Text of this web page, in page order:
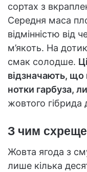
сортах з
Середня маса
відмінністю від
м’якоть. На
смак солодше.
відзначають, що
нотки гарбуза,
жовтого гібрида
З чим
Жовта ягода з
лише кілька